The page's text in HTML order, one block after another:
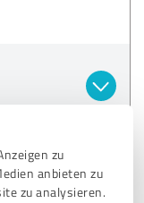
zu
anbieten zu
zu analysieren.